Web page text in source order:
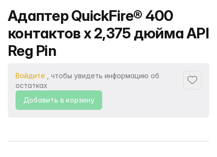
Название продукта
Адаптер QuickFire® 400
контактов x 2,375 дюйма API
Reg Pin
Войдите , чтобы увидеть информацию об
остатках
Добавить в корзину